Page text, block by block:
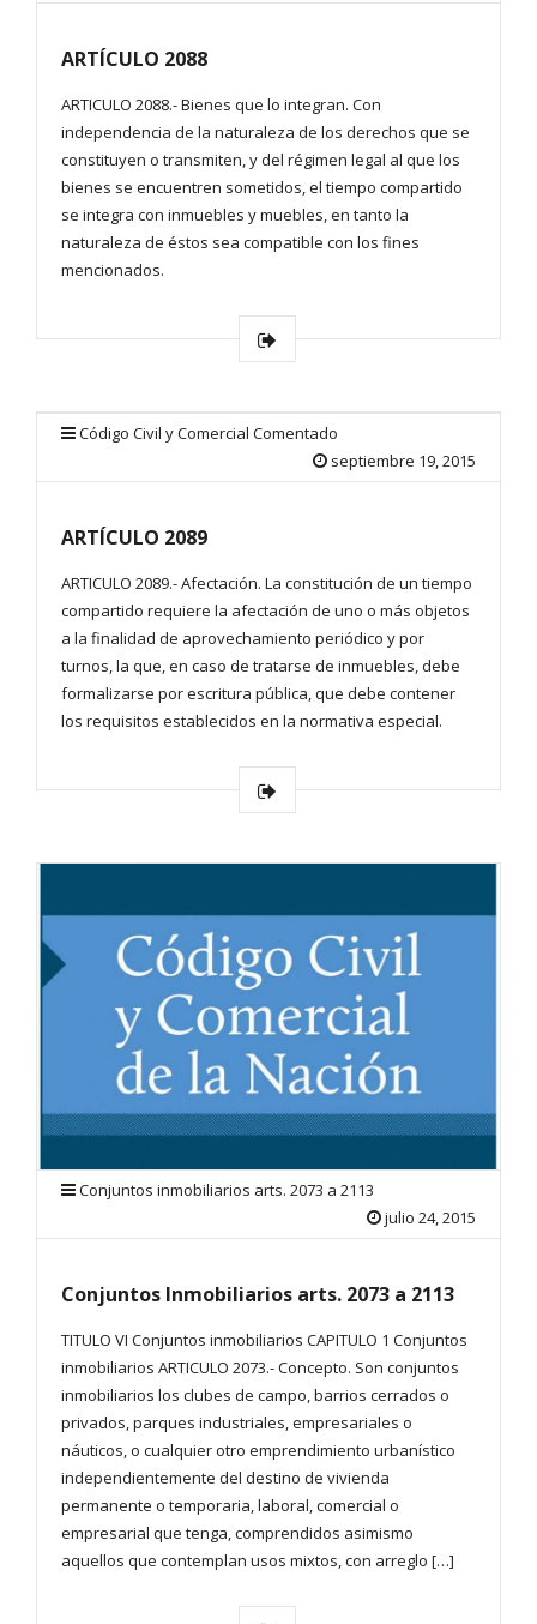
ARTÍCULO 2088
ARTICULO 2088.- Bienes que lo integran. Con
independencia de la naturaleza de los derechos que se
constituyen o transmiten, y del régimen legal al que los
bienes se encuentren sometidos, el tiempo compartido
se integra con inmuebles y muebles, en tanto la
naturaleza de éstos sea compatible con los fines
mencionados.
Código Civil y Comercial Comentado
septiembre 19, 2015
ARTÍCULO 2089
ARTICULO 2089.- Afectación. La constitución de un tiempo
compartido requiere la afectación de uno o más objetos
a la finalidad de aprovechamiento periódico y por
turnos, la que, en caso de tratarse de inmuebles, debe
formalizarse por escritura pública, que debe contener
los requisitos establecidos en la normativa especial.
Conjuntos inmobiliarios arts. 2073 a 2113
julio 24, 2015
Conjuntos Inmobiliarios arts. 2073 a 2113
TITULO VI Conjuntos inmobiliarios CAPITULO 1 Conjuntos
inmobiliarios ARTICULO 2073.- Concepto. Son conjuntos
inmobiliarios los clubes de campo, barrios cerrados o
privados, parques industriales, empresariales o
náuticos, o cualquier otro emprendimiento urbanístico
independientemente del destino de vivienda
permanente o temporaria, laboral, comercial o
empresarial que tenga, comprendidos asimismo
aquellos que contemplan usos mixtos, con arreglo […]